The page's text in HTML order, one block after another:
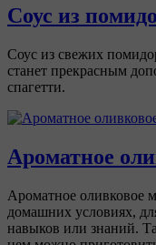
Соус из
Соус из свежих
станет прекрасным
спагетти.
Ароматное
Ароматное оливковое
домашних условиях,
навыков или знаний.